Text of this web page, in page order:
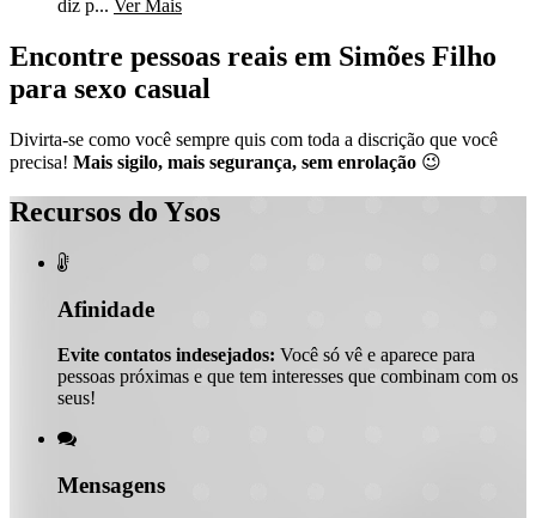
diz p... Ver Mais
Encontre pessoas reais em Simões Filho
para sexo casual
Divirta-se como você sempre quis com toda a discrição que você
precisa! Mais sigilo, mais segurança, sem enrolação 😉
Recursos do Ysos

Afinidade
Evite contatos indesejados: Você só vê e aparece para
pessoas próximas e que tem interesses que combinam com os
seus!

Mensagens